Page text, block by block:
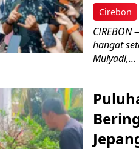
Cirebon
hangat
Mulyadi,...